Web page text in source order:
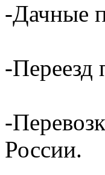
-Дачные
-Переезд
-
России.